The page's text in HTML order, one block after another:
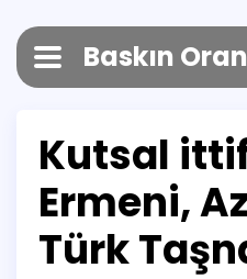
Baskın Oran
Kutsal
Ermeni,
Türk